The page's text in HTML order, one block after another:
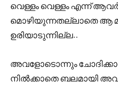
വെള്ളം വെള്ളം എന്ന്
മൊഴിയുന്നതല്ലാതെ ആ
ഉരിയാടുന്നില്ല..
അവളോടൊന്നും
നിൽക്കാതെ ബലമായി